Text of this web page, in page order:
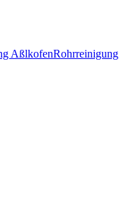
AßlkofenRohrreinigung